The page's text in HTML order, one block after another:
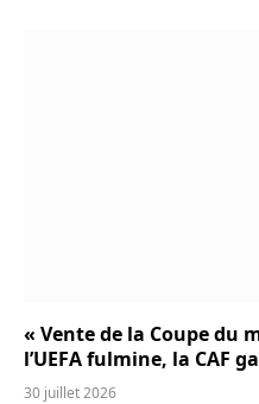
« Vente de la Coupe du
l’UEFA fulmine, la CAF
30 juillet 2026